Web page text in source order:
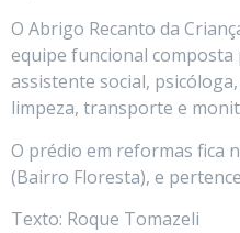
O Abrigo Recanto da
equipe funcional
assistente social,
limpeza, transporte e
O prédio em reformas fica
(Bairro Floresta), e
Texto: Roque Tomazeli